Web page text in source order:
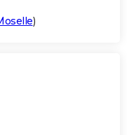
)